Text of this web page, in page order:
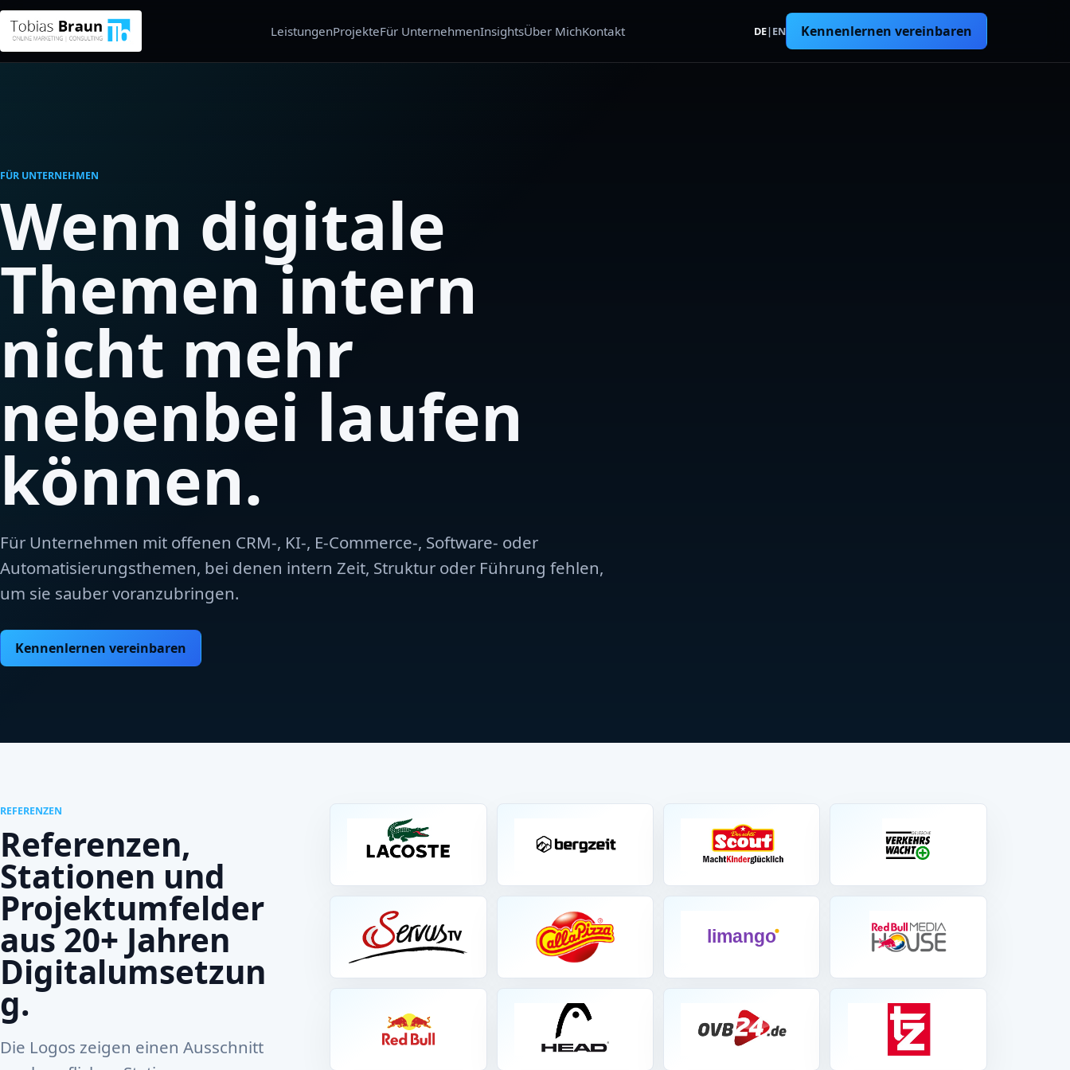
LeistungenProjekteFür UnternehmenInsightsÜber MichKontakt DE|EN Kennenlernen vereinbaren
FÜR UNTERNEHMEN
Wenn digitale
Themen intern
nicht mehr
nebenbei laufen
können.
Für Unternehmen mit offenen CRM-, KI-, E-Commerce-, Software- oder
Automatisierungsthemen, bei denen intern Zeit, Struktur oder Führung fehlen,
um sie sauber voranzubringen.
Kennenlernen vereinbaren
REFERENZEN
Referenzen,
Stationen und
Projektumfelder
aus 20+ Jahren
Digitalumsetzun
g.
Die Logos zeigen einen Ausschnitt